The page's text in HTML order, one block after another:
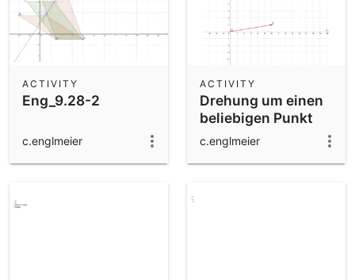
Operations
Community Resources
3D Calculator
App Downloads
Eng_9.28-2
ACTIVITY
c.englmeier
Drehung um einen
beliebigen Punkt
ACTIVITY
c.englmeier